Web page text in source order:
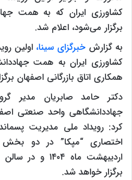
کشاورزی ایران که به همت
برگزار می‌شود، اعلام شد.
به گزارشخبرگزای سینا، اولین
کشاورزی ایران به همت
همکاری اتاق بازرگانی اصفهان
دکتر حامد صابریان مدیر
جهاددانشگاهی واحد صنعتی
کرد: رویداد ملی مدیریت
اختصاری “مپکا” در دو
اردیبهشت ماه
برگزار خواهد شد.